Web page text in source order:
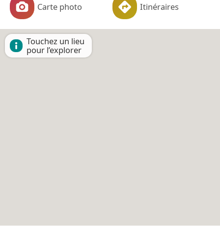
Carte photo Itinéraires
Touchez un lieu
pour l’explorer